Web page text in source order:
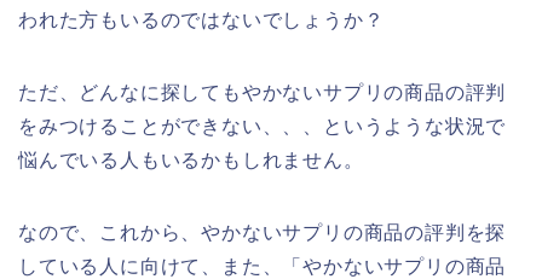
われた方もいるのではないでしょうか？
ただ、どんなに探してもやかないサプリの商品の評判
をみつけることができない、、、というような状況で
悩んでいる人もいるかもしれません。
なので、これから、やかないサプリの商品の評判を探
している人に向けて、また、「やかないサプリの商品